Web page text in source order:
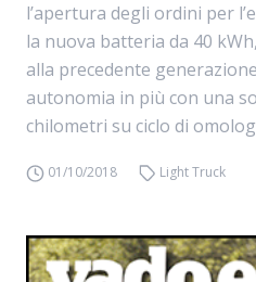
l’apertura degli ordini per
la nuova batteria da 40
alla precedente
autonomia in più con una
chilometri su ciclo di
01/10/2018 Light Truck